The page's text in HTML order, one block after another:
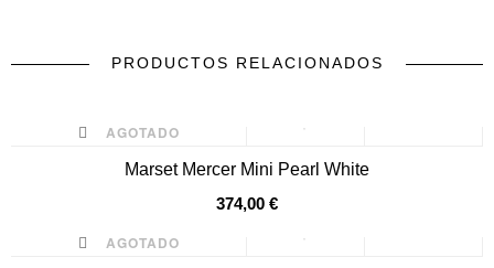
PRODUCTOS RELACIONADOS
AGOTADO
Marset Mercer Mini Pearl White
374,00 €
AGOTADO